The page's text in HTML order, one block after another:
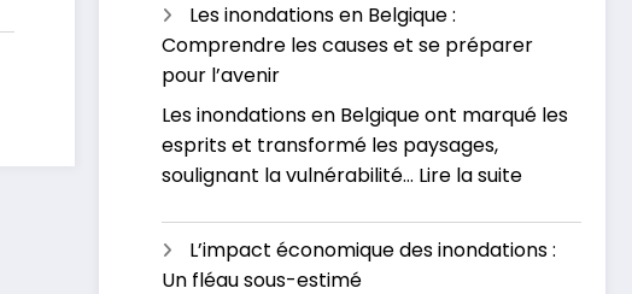
nous
à
augmentation
des
inondations
nos
Les inondations en Belgique :
Comprendre les causes et se préparer
pour l’avenir
Les inondations en Belgique ont marqué les
esprits et transformé les paysages,
soulignant la vulnérabilité… Lire la suite:
en
L’impact économique des inondations :
Un fléau sous-estimé